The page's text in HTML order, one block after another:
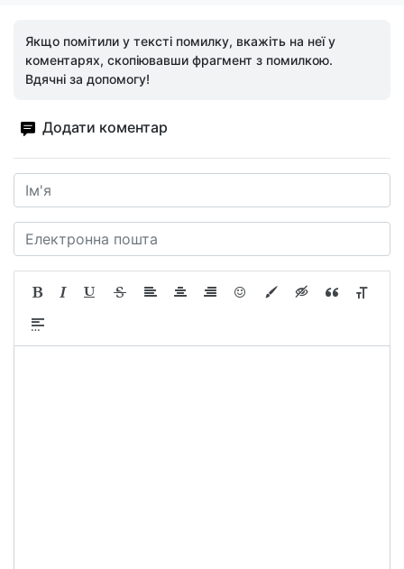
Якщо помітили у тексті помилку, вкажіть на неї у
коментарях, скопіювавши фрагмент з помилкою.
Вдячні за допомогу!
Додати коментар